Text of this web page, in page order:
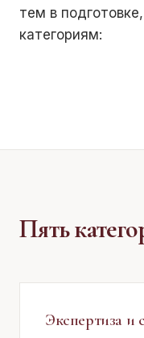
тем в
категориям:
Пять
Экспертиза и